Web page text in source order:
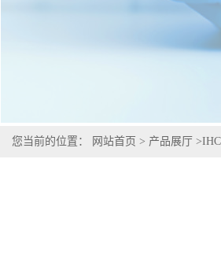
您当前的位置： 网站首页 > 产品展厅 >